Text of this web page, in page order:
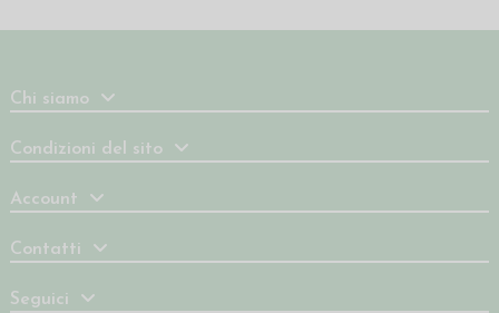
Chi siamo
Condizioni del sito
Account
Contatti
Seguici